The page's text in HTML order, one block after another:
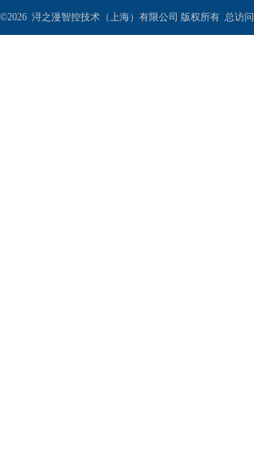
©2026 浔之漫智控技术（上海）有限公司 版权所有 总访问